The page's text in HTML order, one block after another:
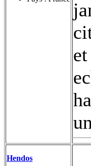
Hendos